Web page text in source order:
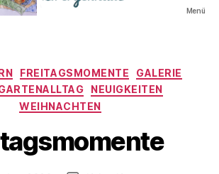
Menü
Kategorien
FREITAGSMOMENTE
GALERIE
NEUIGKEITEN
WEIHNACHTEN
V
n
C
h